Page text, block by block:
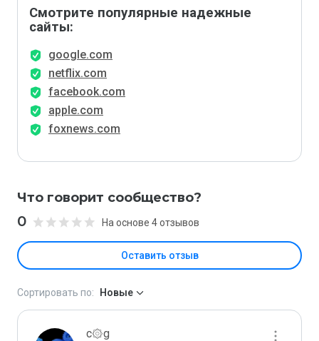
Смотрите популярные надежные
сайты:
google.com
netflix.com
facebook.com
apple.com
foxnews.com
Что говорит сообщество?
0 На основе 4 отзывов
Оставить отзыв
Сортировать по: Новые
c۞g